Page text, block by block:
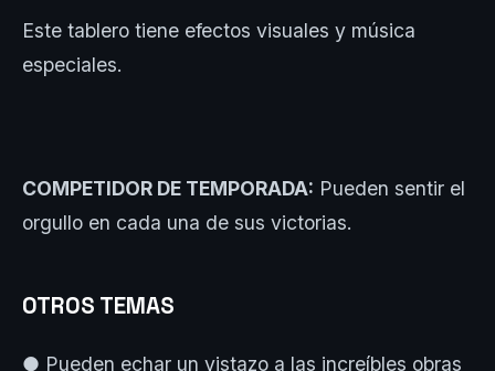
Este tablero tiene efectos visuales y música
especiales.
COMPETIDOR DE TEMPORADA: Pueden sentir el
orgullo en cada una de sus victorias.
OTROS TEMAS
● Pueden echar un vistazo a las increíbles obras